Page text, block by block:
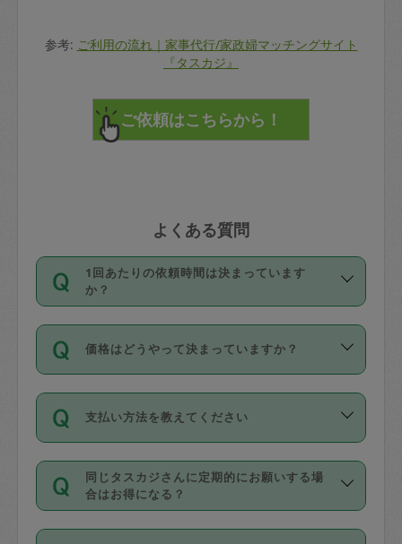
参考: ご利用の流れ｜家事代行/家政婦マッチングサイト
『タスカジ』
よくある質問
1回あたりの依頼時間は決まっています
か？
依頼1回につき3時間固定です。3時間を
超えて依頼したい場合は、延長機能をご
利用ください。機能をご利用いただくに
の上事前申請することが必要です。な
お、3時間を下回っても、値引き等はござ
いません。
価格はどうやって決まっていますか？
11種類の価格帯の中からタスカジさん自
身が価格を選んで設定しています。
タスカジさんの価格設定には最初は制限
があり、レビュー件数、レビューの平均
値、などで除々に設定可能な最高額が上
がっていく仕組みになっています。
支払い方法を教えてください
お支払方法はクレジットカード（Visa／
Master／JCB／AMERICAN EXPRESS／
Diners Club）のみとなります。
同じタスカジさんに定期的にお願いする場
合はお得になる？
依頼には「スポット」と「定期（毎週｜